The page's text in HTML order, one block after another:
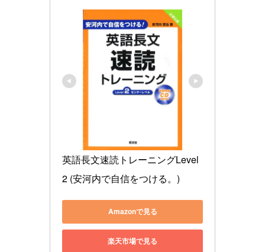
英語長文速読トレーニングLevel
2 (安河内で自信をつける。)
Amazonで見る
楽天市場で見る